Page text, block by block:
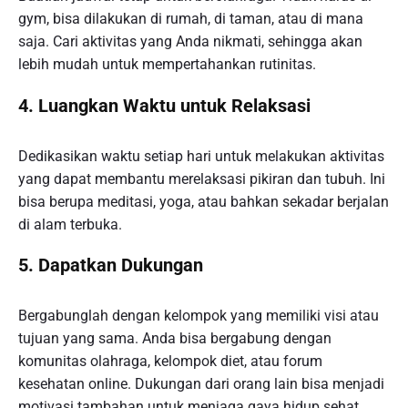
gym, bisa dilakukan di rumah, di taman, atau di mana
saja. Cari aktivitas yang Anda nikmati, sehingga akan
lebih mudah untuk mempertahankan rutinitas.
4. Luangkan Waktu untuk Relaksasi
Dedikasikan waktu setiap hari untuk melakukan aktivitas
yang dapat membantu merelaksasi pikiran dan tubuh. Ini
bisa berupa meditasi, yoga, atau bahkan sekadar berjalan
di alam terbuka.
5. Dapatkan Dukungan
Bergabunglah dengan kelompok yang memiliki visi atau
tujuan yang sama. Anda bisa bergabung dengan
komunitas olahraga, kelompok diet, atau forum
kesehatan online. Dukungan dari orang lain bisa menjadi